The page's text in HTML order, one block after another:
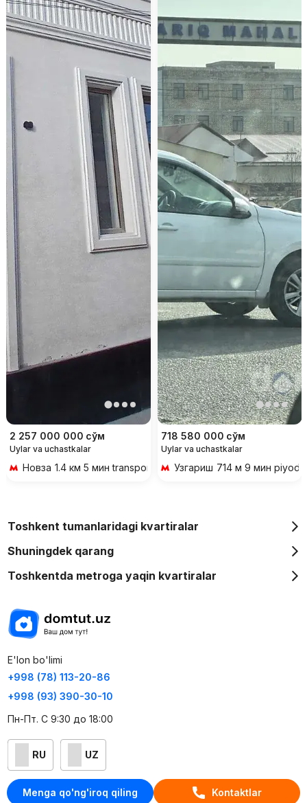
Menga qo'ng'iroq qiling Kontaktlar
2 257 000 000 сўм
Uylar va uchastkalar
Новза 1.4 км 5 мин transportda
718 580 000 сўм
Uylar va uchastkalar
Узгариш 714 м 9 мин piyoda
Toshkent tumanlaridagi kvartiralar
Shuningdek qarang
Toshkentda metroga yaqin kvartiralar
E'lon bo'limi
+998 (78) 113-20-86
+998 (93) 390-30-10
Пн-Пт. С 9:30 до 18:00
RU UZ
Kontaktlar